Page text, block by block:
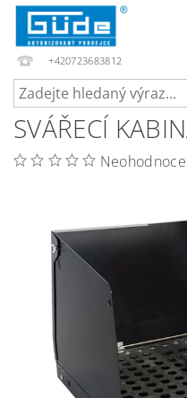
+420723683812
SVÁŘECÍ